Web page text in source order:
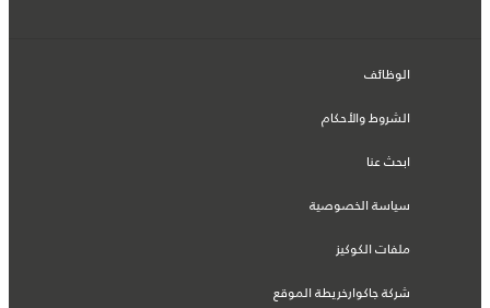
الوظائف
الشروط والأحكام
ابحث عنا
سياسة الخصوصية
ملفات الكوكيز
شركة جاكوارخريطة الموقع